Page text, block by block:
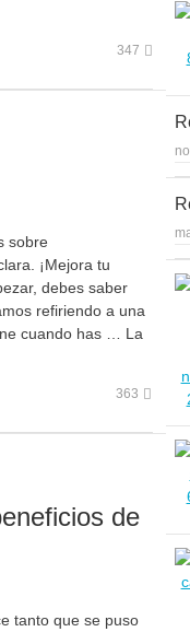
347
sobre
¡Mejora tu
debes saber
refiriendo a una
cuando has … La
363
de
tanto que se puso